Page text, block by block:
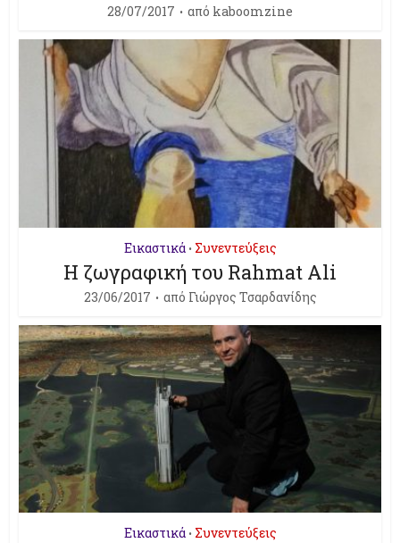
28/07/2017 από kaboomzine
Εικαστικά • Συνεντεύξεις
Η ζωγραφική του Rahmat Ali
23/06/2017 από Γιώργος Τσαρδανίδης
Εικαστικά • Συνεντεύξεις